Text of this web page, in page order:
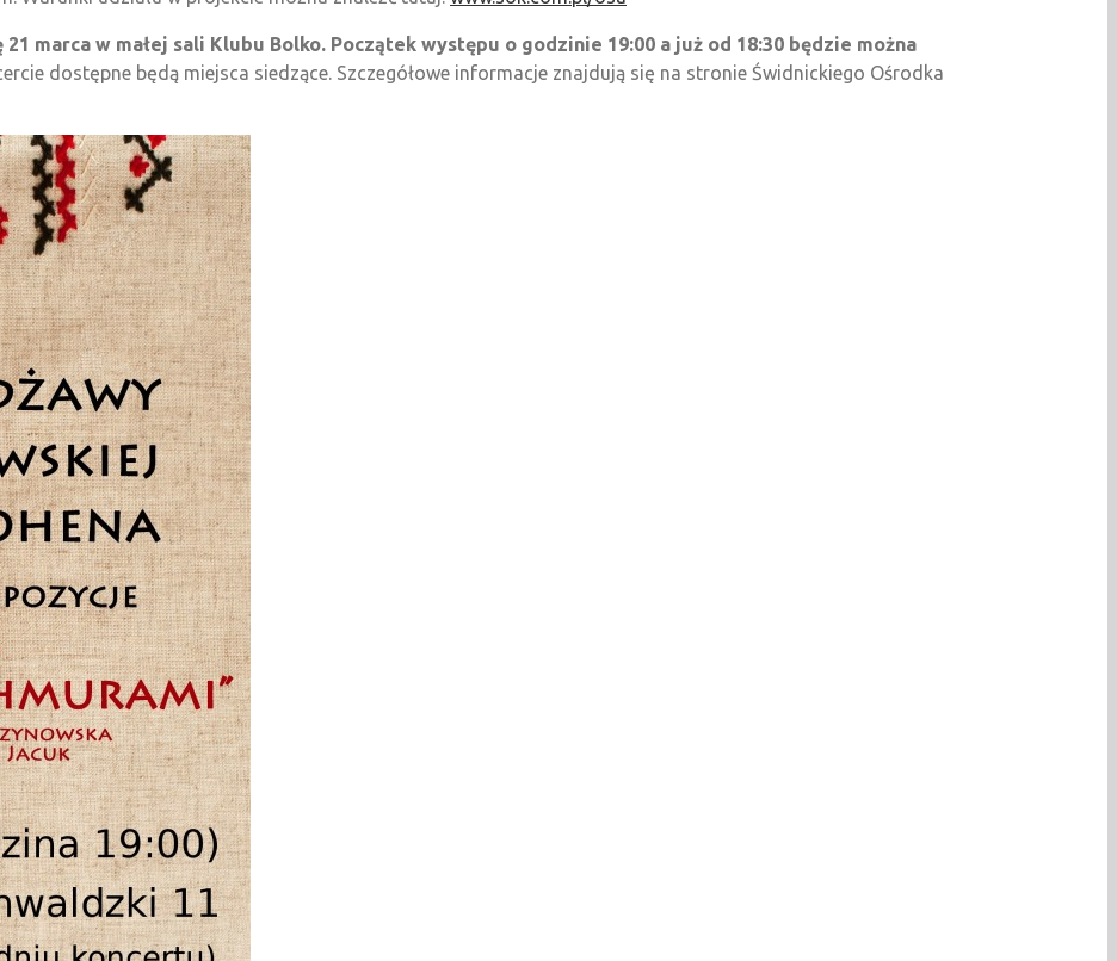
marca w małej sali Klubu Bolko. Początek występu o godzinie 19:00 a już od 18:30 będzie można
dostępne będą miejsca siedzące. Szczegółowe informacje znajdują się na stronie Świdnickiego Ośrodka